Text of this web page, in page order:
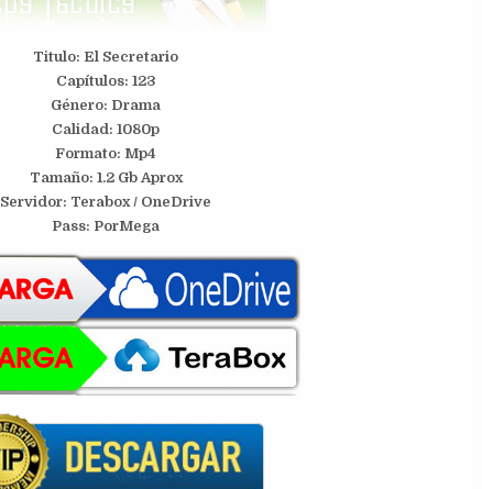
Titulo: El Secretario
Capítulos: 123
Género: Drama
Calidad: 1080p
Formato: Mp4
Tamaño: 1.2 Gb Aprox
Servidor: Terabox / OneDrive
Pass: PorMega